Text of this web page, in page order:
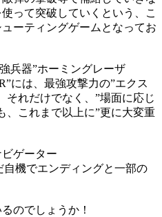
って突破していくという、こ
ーティングゲームとなってお
兵器”ホーミングレーザ
には、最強攻撃力の”エクス
それだけでなく、”場面に応じ
、これまで以上に”更に大変重
ゲーター
機でエンディングと一部の
のでしょうか！